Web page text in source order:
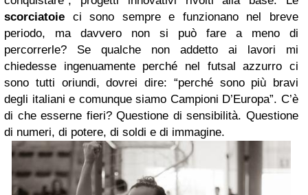
scorciatoie ci sono sempre e funzionano nel breve
periodo, ma davvero non si può fare a meno di
percorrerle? Se qualche non addetto ai lavori mi
chiedesse ingenuamente perché nel futsal azzurro ci
sono tutti oriundi, dovrei dire: “perché sono più bravi
degli italiani e comunque siamo Campioni D’Europa”. C’è
di che esserne fieri? Questione di sensibilità. Questione
di numeri, di potere, di soldi e di immagine.